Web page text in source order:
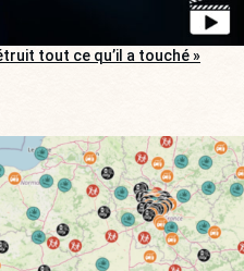
tout ce qu’il a touché »